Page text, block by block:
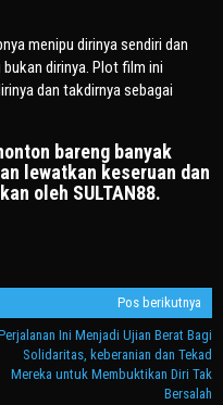
menipu dirinya sendiri dan
dirinya. Plot film ini
dan takdirnya sebagai
bareng banyak
lewatkan keseruan dan
oleh SULTAN88.
Pos berikutnya
Ini Menjadi Ujian Berat Bagi
Solidaritas, keberanian dan Tekad
Mereka untuk Membuktikan Diri Tak
Bersalah